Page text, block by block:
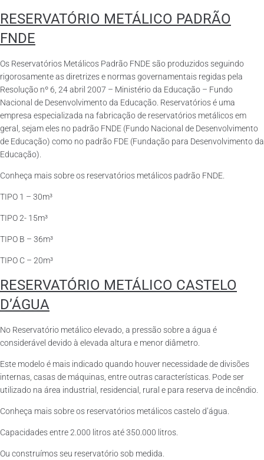
RESERVATÓRIO METÁLICO PADRÃO
FNDE
Os Reservatórios Metálicos Padrão FNDE são produzidos seguindo
rigorosamente as diretrizes e normas governamentais regidas pela
Resolução nº 6, 24 abril 2007 – Ministério da Educação – Fundo
Nacional de Desenvolvimento da Educação. Reservatórios é uma
empresa especializada na fabricação de reservatórios metálicos em
geral, sejam eles no padrão FNDE (Fundo Nacional de Desenvolvimento
de Educação) como no padrão FDE (Fundação para Desenvolvimento da
Educação).
Conheça mais sobre os reservatórios metálicos padrão FNDE.
TIPO 1 – 30m³
TIPO 2- 15m³
TIPO B – 36m³
TIPO C – 20m³
RESERVATÓRIO METÁLICO CASTELO
D’ÁGUA
No Reservatório metálico elevado, a pressão sobre a água é
considerável devido à elevada altura e menor diâmetro.
Este modelo é mais indicado quando houver necessidade de divisões
internas, casas de máquinas, entre outras características. Pode ser
utilizado na área industrial, residencial, rural e para reserva de incêndio.
Conheça mais sobre os reservatórios metálicos castelo d’água.
Capacidades entre 2.000 litros até 350.000 litros.
Ou construímos seu reservatório sob medida.